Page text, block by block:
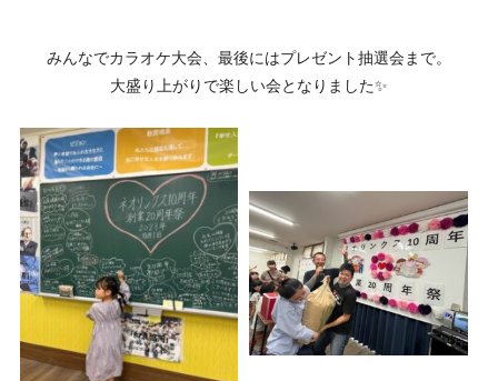
みんなでカラオケ大会、最後にはプレゼント抽選会まで。
大盛り上がりで楽しい会となりました✨